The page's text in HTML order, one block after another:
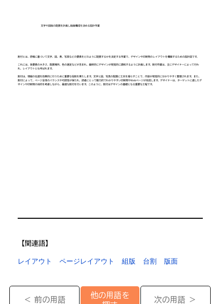
文字や図版の配置を計画し版面構成を決める設計作業
割付とは、原稿に基づいて文字、図、表、写真などの要素をどのように配置するかを決定する作業で、デザインや印刷物のレイアウトを構築するための設計図です。
これには、各要素の大きさ、配置場所、色の選定などが含まれ、最終的にデザインが視覚的に調和するように計画します。割付作業は、主にデザイナーによって行わ
れ、レイアウトとも呼ばれます。
割付は、情報の伝達を効果的に行うために重要な役割を果たします。文字と図、写真の配置に工夫を凝らすことで、内容が視覚的に分かりやすく整理されます。また、
割付によって、ページ全体のバランスや可読性が保たれ、読者にとって魅力的でわかりやすい印刷物やWebページが完成します。デザイナーは、ターゲットに適したデ
ザインや印刷物の目的を考慮しながら、最適な割付を行います。このように、割付はデザインの基礎となる重要な工程です。
【​関連語】
レイアウト ページレイアウト 組版 台割 版面
＜ 前の用語
他の用語を
次の用語 ＞